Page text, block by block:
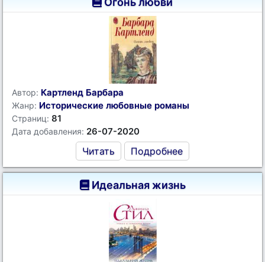
Автор: Картленд Барбара
Жанр: Исторические любовные романы
Страниц: 81
Дата добавления: 26-07-2020
Читать Подробнее
Идеальная жизнь